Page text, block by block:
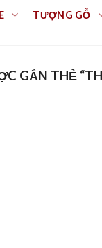
TƯỢNG GỖ
GẮN THẺ